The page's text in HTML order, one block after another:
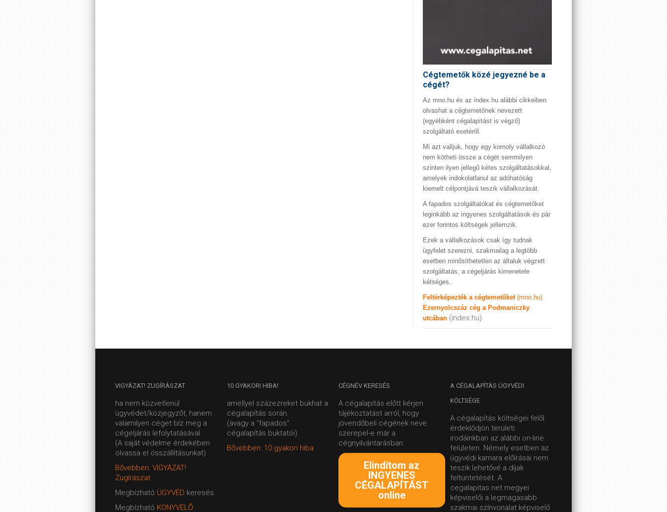
Cégtemetők közé jegyezné be a
cégét?
Az mno.hu és az index.hu alábbi cikkeiben
olvashat a cégtemetőnek nevezett
(egyébként cégalapítást is végző)
szolgáltató esetéről.
Mi azt valljuk, hogy egy komoly vállalkozó
nem kötheti össze a cégét semmilyen
szinten ilyen jellegű kétes szolgáltatásokkal,
amelyek indokolatlanul az adóhatóság
kiemelt célpontjává teszik vállalkozását.
A fapados szolgáltatókat és cégtemetőket
leginkább az ingyenes szolgáltatások és pár
ezer forintos költségek jellemzik.
Ezek a vállalkozások csak így tudnak
ügyfelet szerezni, szakmailag a legtöbb
esetben minősíthetetlen az általuk végzett
szolgáltatás, a cégeljárás kimenetele
kétséges.
Feltérképezték a cégtemetőket (mno.hu)
Ezernyolcszáz cég a Podmaniczky
utcában (index.hu)
VIGYÁZAT! ZUGÍRÁSZAT
ha nem közvetlenül
ügyvédet/közjegyzőt, hanem
valamilyen céget bíz meg a
cégeljárás lefolytatásával.
(A saját védelme érdekében
olvassa el összállításunkat)
Bővebben: VIGYÁZAT!
Zugírászat
Megbízható ÜGYVÉD keresés
Megbízható KÖNYVELŐ
10 GYAKORI HIBA!
amellyel százezreket bukhat a
cégalapítás során.
(avagy a "fapados"
cégalapítás buktatói)
Bővebben: 10 gyakori hiba
CÉGNÉV KERESÉS
A cégalapítás előtt kérjen
tájékoztatást arról, hogy
jövendőbeli cégének neve
szerepel-e már a
cégnyilvántarásban.
Elindítom az
INGYENES
CÉGALAPÍTÁST
online
A CÉGALAPÍTÁS ÜGYVÉDI
KÖLTSÉGE
A cégalapítás költségei felől
érdeklődjön területi
irodáinkban az alábbi on-line
felületen. Némely esetben az
ügyvédi kamara előírásai nem
teszik lehetővé a díjak
feltüntetését. A
cegalapitas.net megyei
képviselői a legmagasabb
szakmai színvonalat képviselő